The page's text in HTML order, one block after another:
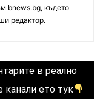
bnews.bg, където
редактор.
в реално
канали ето тук